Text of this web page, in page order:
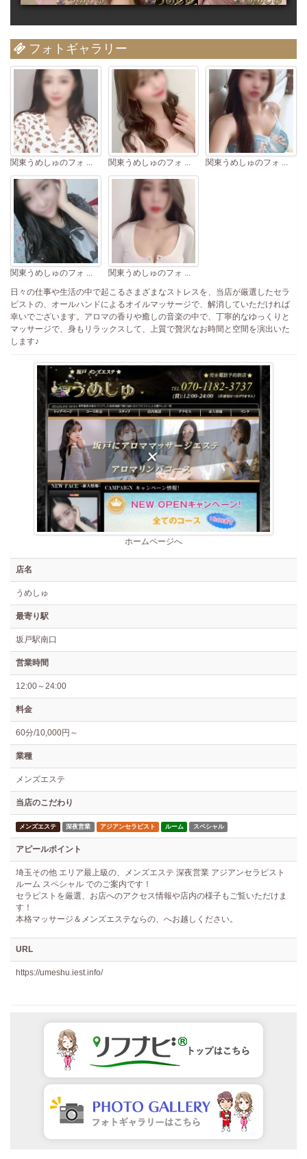
フォトギャラリー
関東うめしゅのフォ ... 関東うめしゅのフォ ... 関東うめしゅのフォ ...
関東うめしゅのフォ ...
関東うめしゅのフォ ...
日々の仕事や生活の中で起こるさまざまなストレスを、当店が厳選したセラ
ピストの、オールハンドによるオイルマッサージで、解消していただければ
幸いでございます。アロマの香りや癒しの音楽の中で、丁寧的なゆっくりと
マッサージで、身もリラックスして、上質で贅沢なお時間と空間を演出いた
します♪
ホームページへ
店名
うめしゅ
最寄り駅
坂戸駅南口
営業時間
12:00～24:00
料金
60分/10,000円～
業種
メンズエステ
当店のこだわり
メンズエステ 深夜営業 アジアンセラピスト ルーム スペシャル
アピールポイント
埼玉その他 エリア最上級の、メンズエステ 深夜営業 アジアンセラピスト
ルーム スペシャル でのご案内です！
セラピストを厳選、お店へのアクセス情報や店内の様子もご覧いただけま
す！
本格マッサージ＆メンズエステならの、へお越しください。
URL
https://umeshu.iest.info/